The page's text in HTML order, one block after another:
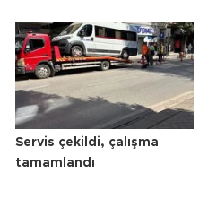
Servis çekildi, çalışma
tamamlandı